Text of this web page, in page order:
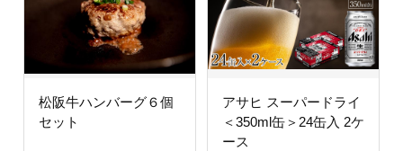
松阪牛ハンバーグ６個
セット
アサヒ スーパードライ
＜350ml缶＞24缶入 2ケ
ース